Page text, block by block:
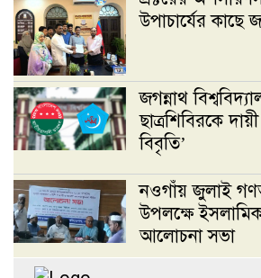
উপাচার্যের কাছে
জগন্নাথ
ছাত্রশিবিরকে
বিবৃতি’
নওগাঁয় জুলাই
উপলক্ষে
আলোচনা সভা